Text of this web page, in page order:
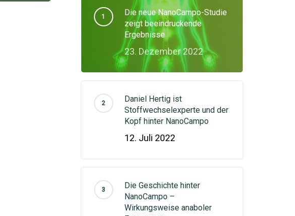
Die neue NanoCampo-Studie
zeigt beeindruckende
Ergebnisse
23. Dezember 2022
Daniel Hertig ist
Stoffwechselexperte und der
Kopf hinter NanoCampo
12. Juli 2022
Die Geschichte hinter
NanoCampo –
Wirkungsweise anaboler